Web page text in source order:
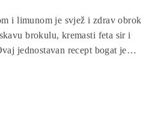
i limunom je svjež i zdrav obrok
brokulu, kremasti feta sir i
jednostavan recept bogat je